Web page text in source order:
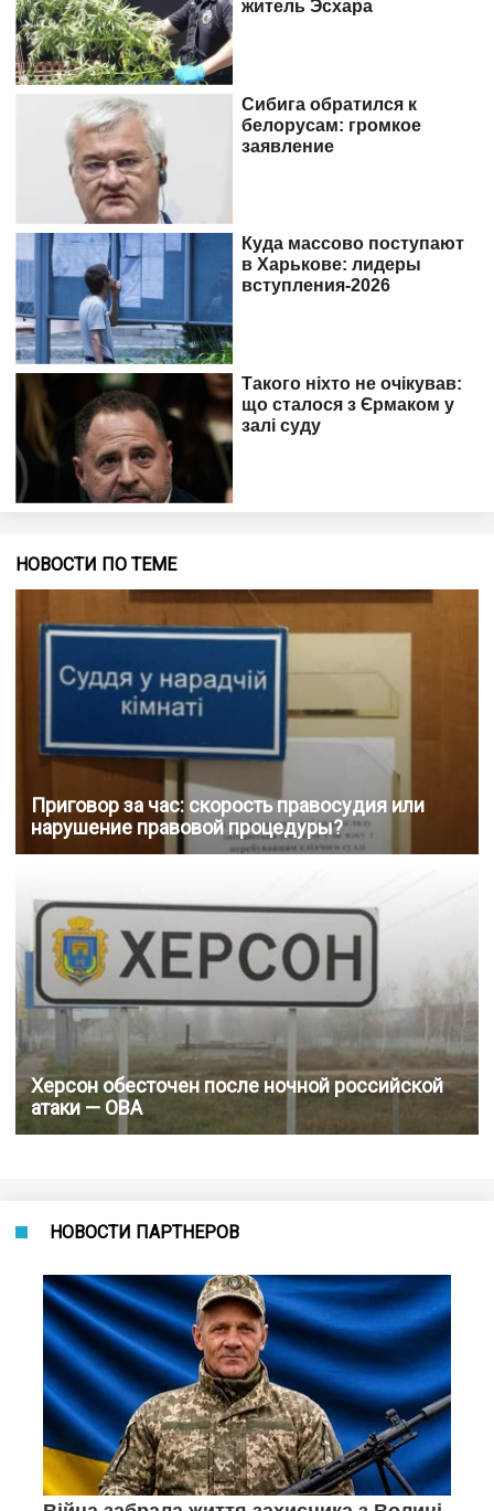
НОВОСТИ ПО ТЕМЕ
Приговор за час: скорость правосудия или
нарушение правовой процедуры?
Херсон обесточен после ночной российской
атаки — ОВА
НОВОСТИ ПАРТНЕРОВ